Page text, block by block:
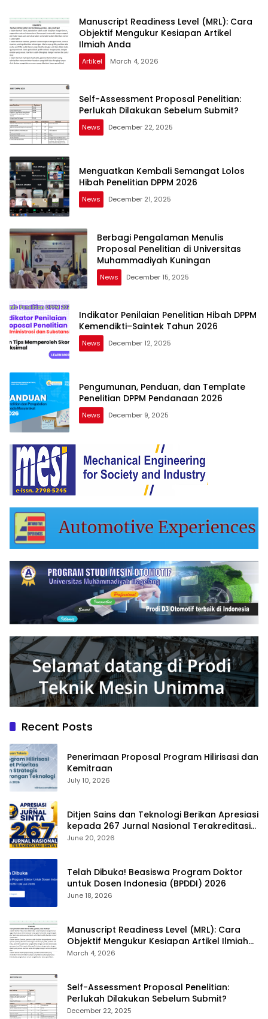
Manuscript Readiness Level (MRL): Cara
Objektif Mengukur Kesiapan Artikel
Ilmiah Anda
Artikel March 4, 2026
Self-Assessment Proposal Penelitian:
Perlukah Dilakukan Sebelum Submit?
News December 22, 2025
Menguatkan Kembali Semangat Lolos
Hibah Penelitian DPPM 2026
News December 21, 2025
Berbagi Pengalaman Menulis
Proposal Penelitian di Universitas
Muhammadiyah Kuningan
News December 15, 2025
Indikator Penilaian Penelitian Hibah DPPM
Kemendikti–Saintek Tahun 2026
News December 12, 2025
Pengumunan, Penduan, dan Template
Penelitian DPPM Pendanaan 2026
News December 9, 2025
Recent Posts
Penerimaan Proposal Program Hilirisasi dan
Kemitraan
July 10, 2026
Ditjen Sains dan Teknologi Berikan Apresiasi
kepada 267 Jurnal Nasional Terakreditasi
SINTA 1
June 20, 2026
Telah Dibuka! Beasiswa Program Doktor
untuk Dosen Indonesia (BPDDI) 2026
June 18, 2026
Manuscript Readiness Level (MRL): Cara
Objektif Mengukur Kesiapan Artikel Ilmiah
Anda
March 4, 2026
Self-Assessment Proposal Penelitian:
Perlukah Dilakukan Sebelum Submit?
December 22, 2025